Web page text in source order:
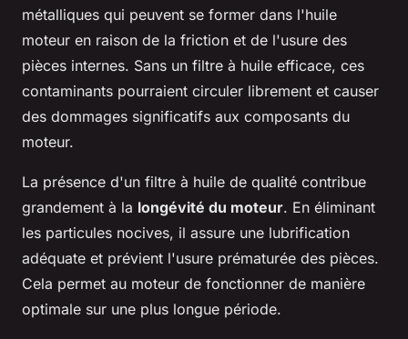
métalliques qui peuvent se former dans l'huile
moteur en raison de la friction et de l'usure des
pièces internes. Sans un filtre à huile efficace, ces
contaminants pourraient circuler librement et causer
des dommages significatifs aux composants du
moteur.
La présence d'un filtre à huile de qualité contribue
grandement à la longévité du moteur. En éliminant
les particules nocives, il assure une lubrification
adéquate et prévient l'usure prématurée des pièces.
Cela permet au moteur de fonctionner de manière
optimale sur une plus longue période.